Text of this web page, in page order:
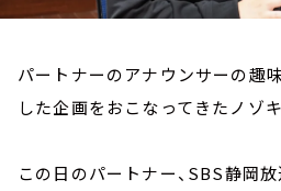
パートナーのアナウンサーの趣
した企画をおこなってきたノゾキ
この日のパートナー、SBS静岡